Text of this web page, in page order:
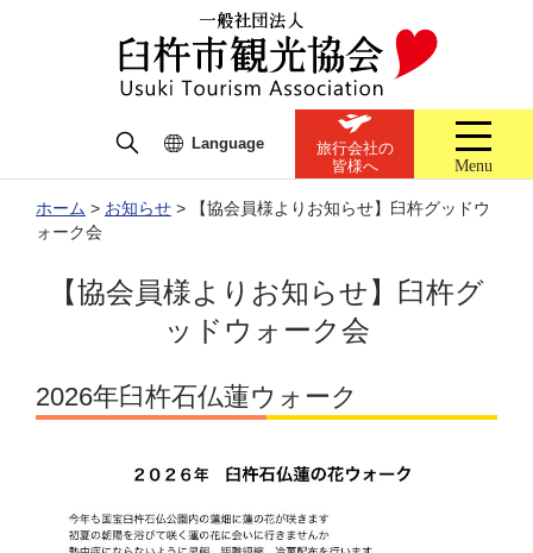
Language
旅行会社の
皆様へ
Menu
ホーム > お知らせ >
【協会員様よりお知らせ】臼杵グッドウ
ォーク会
【協会員様よりお知らせ】臼杵グ
ッドウォーク会
2026年臼杵石仏蓮ウォーク